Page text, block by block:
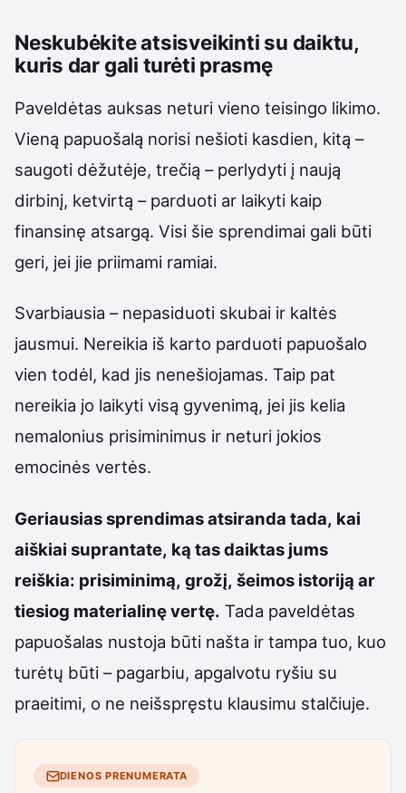
Neskubėkite atsisveikinti su daiktu,
kuris dar gali turėti prasmę
Paveldėtas auksas neturi vieno teisingo likimo.
Vieną papuošalą norisi nešioti kasdien, kitą –
saugoti dėžutėje, trečią – perlydyti į naują
dirbinį, ketvirtą – parduoti ar laikyti kaip
finansinę atsargą. Visi šie sprendimai gali būti
geri, jei jie priimami ramiai.
Svarbiausia – nepasiduoti skubai ir kaltės
jausmui. Nereikia iš karto parduoti papuošalo
vien todėl, kad jis nenešiojamas. Taip pat
nereikia jo laikyti visą gyvenimą, jei jis kelia
nemalonius prisiminimus ir neturi jokios
emocinės vertės.
Geriausias sprendimas atsiranda tada, kai
aiškiai suprantate, ką tas daiktas jums
reiškia: prisiminimą, grožį, šeimos istoriją ar
tiesiog materialinę vertę. Tada paveldėtas
papuošalas nustoja būti našta ir tampa tuo, kuo
turėtų būti – pagarbiu, apgalvotu ryšiu su
praeitimi, o ne neišspręstu klausimu stalčiuje.
DIENOS PRENUMERATA